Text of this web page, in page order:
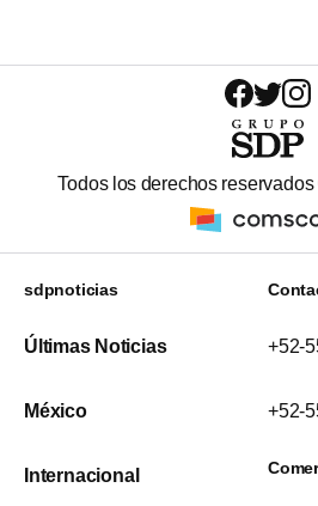
Todos los derechos
sdpnoticias
Últimas Noticias
México
Internacional
+52-
+52-